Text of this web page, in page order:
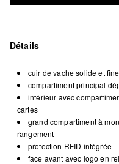
Détails
cuir de vache solide et
compartiment principal
intérieur avec
cartes
grand compartiment à
rangement
protection RFID intégrée
face avant avec logo en